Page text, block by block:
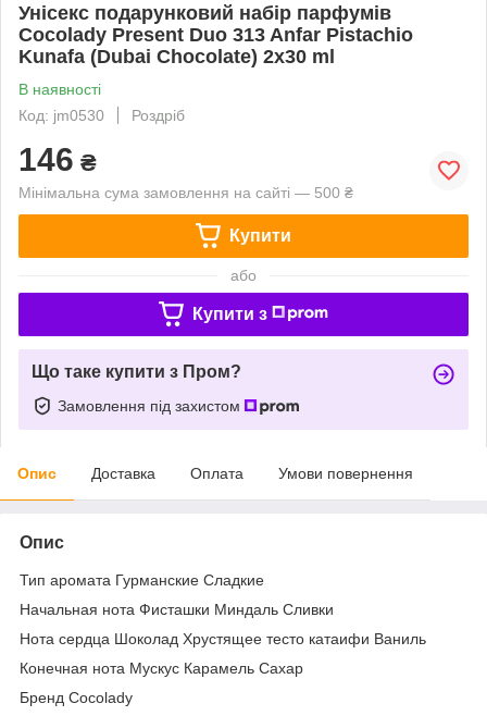
Унісекс подарунковий набір парфумів
Cocolady Present Duo 313 Anfar Pistachio
Kunafa (Dubai Chocolate) 2x30 ml
В наявності
Код: jm0530
Роздріб
146 ₴
Мінімальна сума замовлення на сайті — 500 ₴
Купити
або
Купити з
Що таке купити з Пром?
Замовлення під захистом
Опис Доставка Оплата Умови повернення
Опис
Тип аромата Гурманские Сладкие
Начальная нота Фисташки Миндаль Сливки
Нота сердца Шоколад Хрустящее тесто катаифи Ваниль
Конечная нота Мускус Карамель Сахар
Бренд Cocolady